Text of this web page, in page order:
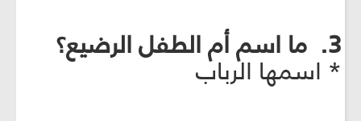
3. ما اسم أم الطفل الرضيع؟
* اسمها الرباب